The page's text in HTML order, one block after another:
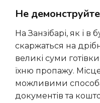
Не
На Занзібарі, як і в будь-якій країні з відносно низьким рівнем життя населення, туристи, на жаль, іноді
скаржаться на
великі суми
їхню пропажу.
можливими
документів та